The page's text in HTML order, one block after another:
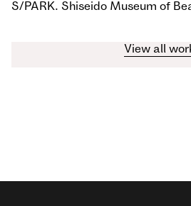
S/PARK. Shiseido Museum of
View all